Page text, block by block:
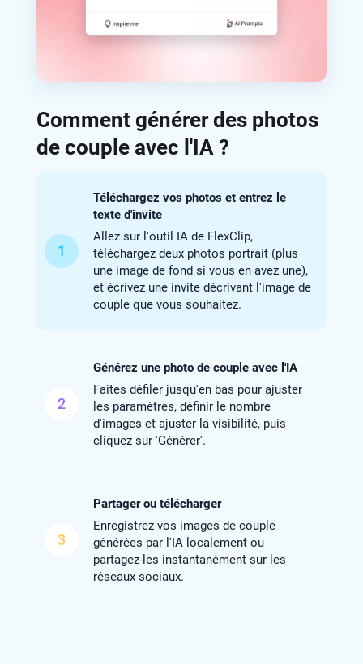
Comment générer des photos
de couple avec l'IA ?
1
Téléchargez vos photos et entrez le
texte d'invite
Allez sur l'outil IA de FlexClip,
téléchargez deux photos portrait (plus
une image de fond si vous en avez une),
et écrivez une invite décrivant l'image de
couple que vous souhaitez.
2
Générez une photo de couple avec l'IA
Faites défiler jusqu'en bas pour ajuster
les paramètres, définir le nombre
d'images et ajuster la visibilité, puis
cliquez sur 'Générer'.
3
Partager ou télécharger
Enregistrez vos images de couple
générées par l'IA localement ou
partagez-les instantanément sur les
réseaux sociaux.